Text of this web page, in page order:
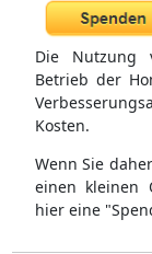
Die Nutzung
Betrieb der
Kosten.
Wenn Sie
einen kleinen
hier eine